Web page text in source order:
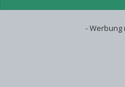
- Werbung